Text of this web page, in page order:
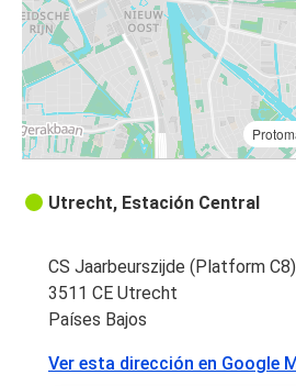
Utrecht, Estación Central
CS Jaarbeurszijde (Platform C8)
3511 CE Utrecht
Países Bajos
Ver esta dirección en Google